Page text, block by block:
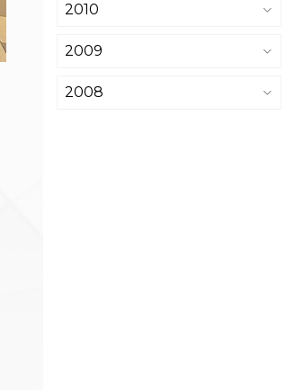
2010
2009
2008